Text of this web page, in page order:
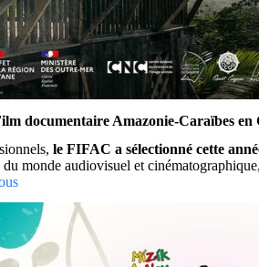
documentaire Amazonie-Caraïbes en
le FIFAC a sélectionné cette
monde audiovisuel et